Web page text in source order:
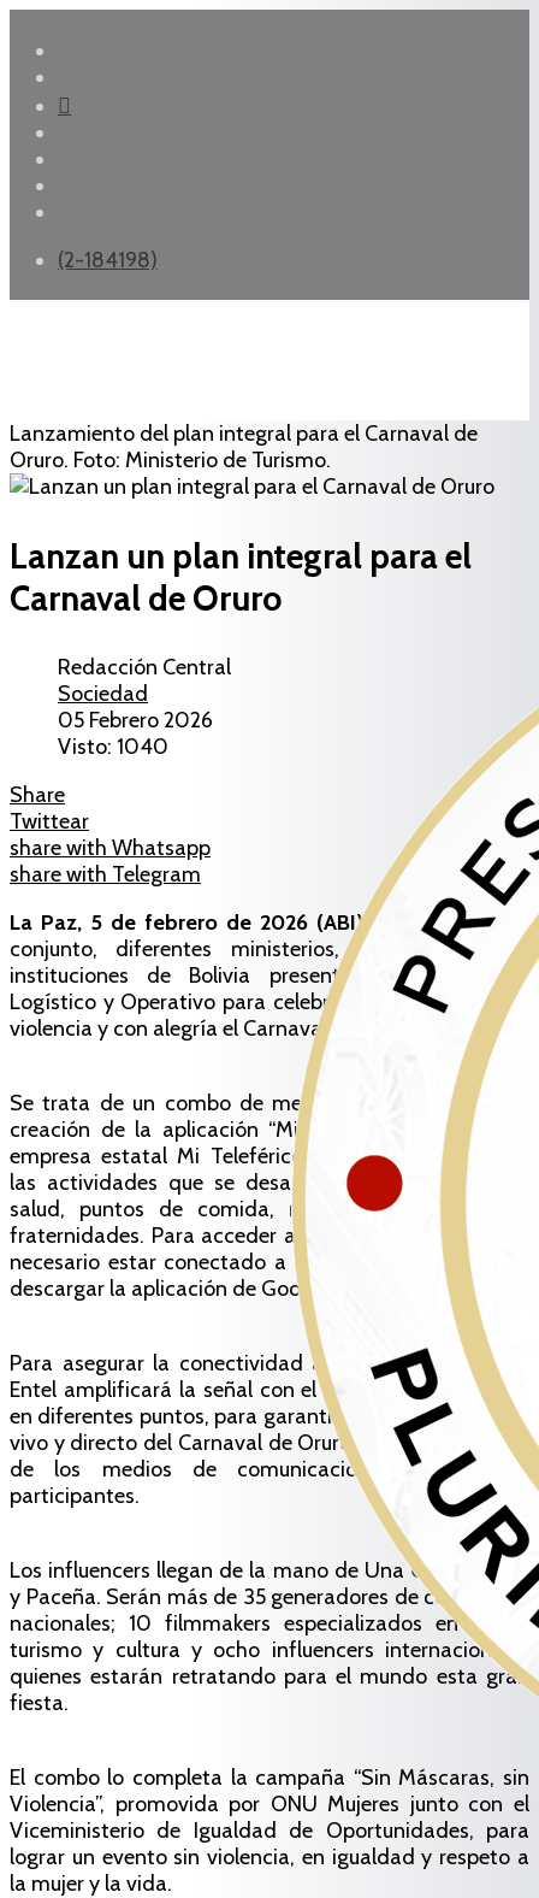
(2-184198)
Lanzamiento del plan integral para el Carnaval de
Oruro. Foto: Ministerio de Turismo.
Lanzan un plan integral para el
Carnaval de Oruro
Redacción Central
Sociedad
05 Febrero 2026
Visto: 1040
Share
Twittear
share with Whatsapp
share with Telegram
La Paz, 5 de febrero de 2026 (ABI).-En un esfuerzo
conjunto, diferentes ministerios, organizaciones e
instituciones de Bolivia presentaron hoy el Plan
Logístico y Operativo para celebrar con seguridad, sin
violencia y con alegría el Carnaval de Oruro este 2026.
Se trata de un combo de medidas. La primera es la
creación de la aplicación “Mi Carnaval” gracias a la
empresa estatal Mi Teleférico que permitirá conocer
las actividades que se desarrollarán, los centros de
salud, puntos de comida, mapas y el ingreso de
fraternidades. Para acceder a esta información, no es
necesario estar conectado a internet, pero sí se debe
descargar la aplicación de Google Play.
Para asegurar la conectividad a internet, la empresa
Entel amplificará la señal con el uso de tecnología 5G
en diferentes puntos, para garantizar la transmisión en
vivo y directo del Carnaval de Oruro al mundo a través
de los medios de comunicación, influencers y
participantes.
Los influencers llegan de la mano de Una Gran Nación
y Paceña. Serán más de 35 generadores de contenidos
nacionales; 10 filmmakers especializados en viajes,
turismo y cultura y ocho influencers internacionales
quienes estarán retratando para el mundo esta gran
fiesta.
El combo lo completa la campaña “Sin Máscaras, sin
Violencia”, promovida por ONU Mujeres junto con el
Viceministerio de Igualdad de Oportunidades, para
lograr un evento sin violencia, en igualdad y respeto a
la mujer y la vida.